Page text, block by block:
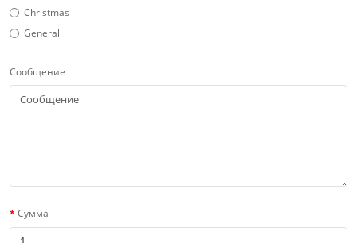
Christmas
General
Сообщение
Сумма